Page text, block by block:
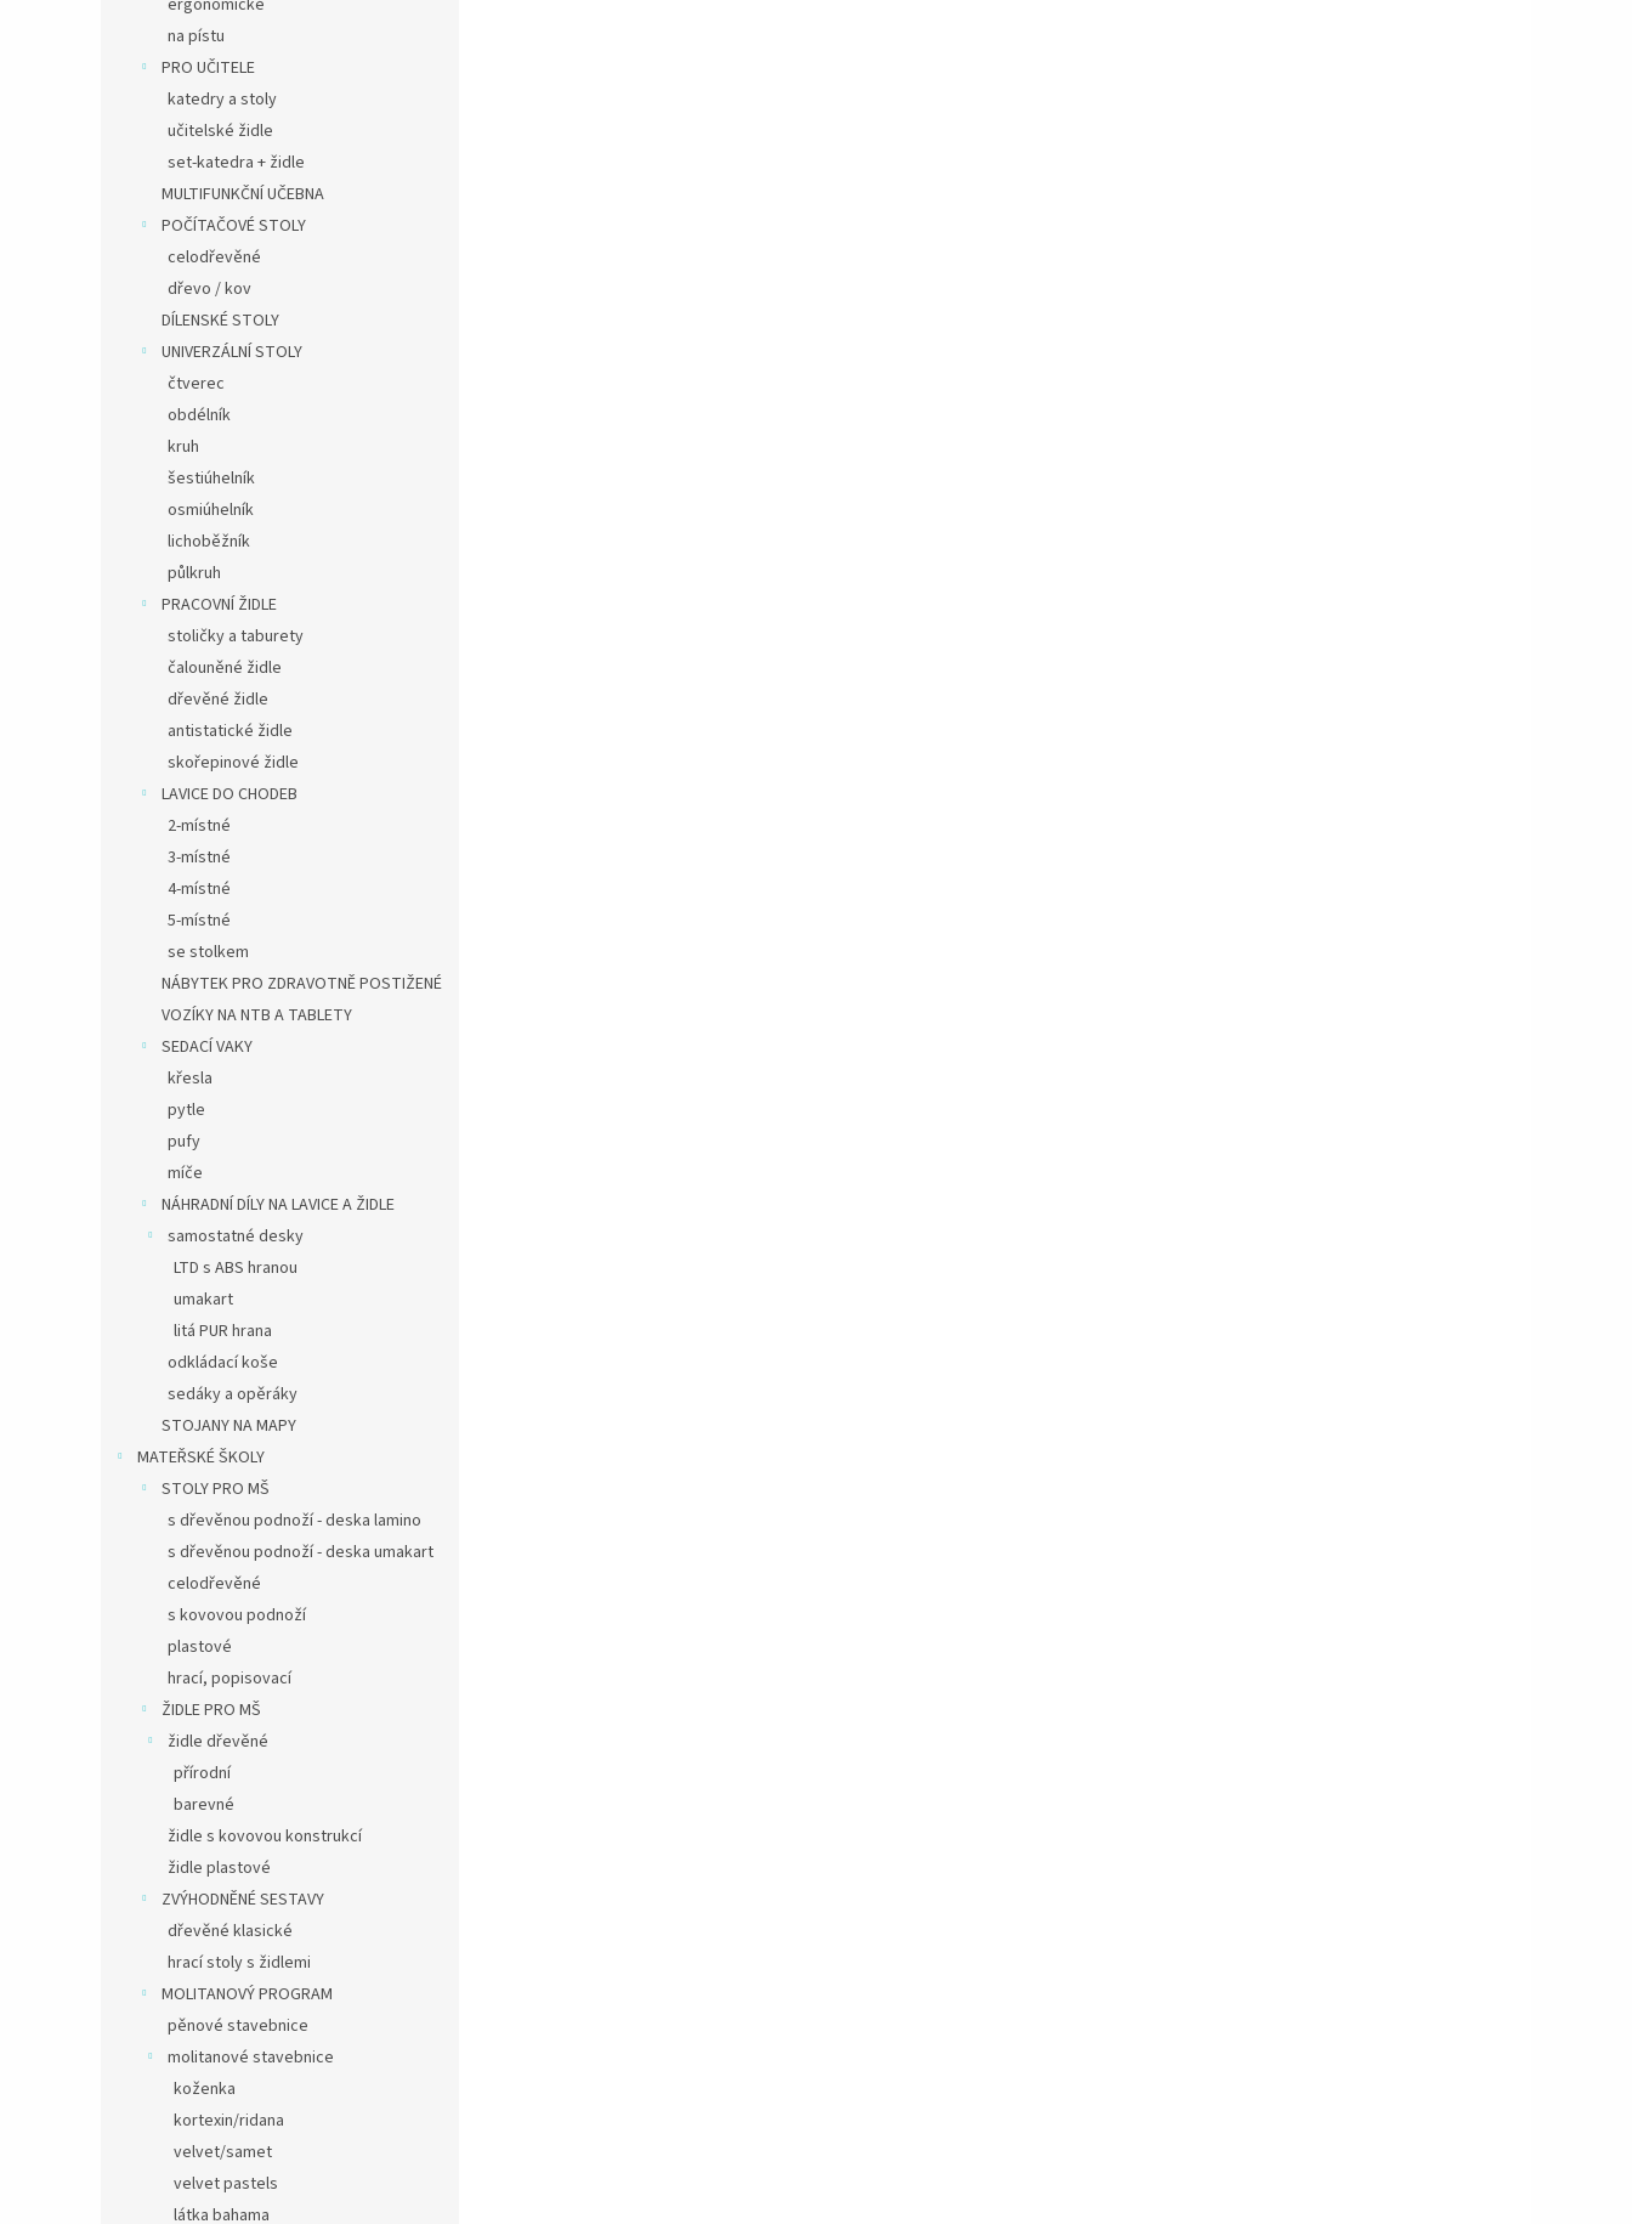
ergonomické
na pístu
PRO UČITELE
katedry a stoly
učitelské židle
set-katedra + židle
MULTIFUNKČNÍ UČEBNA
POČÍTAČOVÉ STOLY
celodřevěné
dřevo / kov
DÍLENSKÉ STOLY
UNIVERZÁLNÍ STOLY
čtverec
obdélník
kruh
šestiúhelník
osmiúhelník
lichoběžník
půlkruh
PRACOVNÍ ŽIDLE
stoličky a taburety
čalouněné židle
dřevěné židle
antistatické židle
skořepinové židle
LAVICE DO CHODEB
2-místné
3-místné
4-místné
5-místné
se stolkem
NÁBYTEK PRO ZDRAVOTNĚ POSTIŽENÉ
VOZÍKY NA NTB A TABLETY
SEDACÍ VAKY
křesla
pytle
pufy
míče
NÁHRADNÍ DÍLY NA LAVICE A ŽIDLE
samostatné desky
LTD s ABS hranou
umakart
litá PUR hrana
odkládací koše
sedáky a opěráky
STOJANY NA MAPY
MATEŘSKÉ ŠKOLY
STOLY PRO MŠ
s dřevěnou podnoží - deska lamino
s dřevěnou podnoží - deska umakart
celodřevěné
s kovovou podnoží
plastové
hrací, popisovací
ŽIDLE PRO MŠ
židle dřevěné
přírodní
barevné
židle s kovovou konstrukcí
židle plastové
ZVÝHODNĚNÉ SESTAVY
dřevěné klasické
hrací stoly s židlemi
MOLITANOVÝ PROGRAM
pěnové stavebnice
molitanové stavebnice
koženka
kortexin/ridana
velvet/samet
velvet pastels
látka bahama